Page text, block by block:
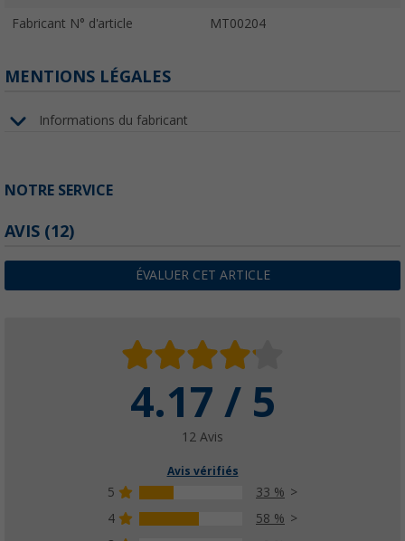
Fabricant N° d'article MT00204
MENTIONS LÉGALES
Informations du fabricant
NOTRE SERVICE
AVIS (12)
ÉVALUER CET ARTICLE
4.17 / 5
12 Avis
Avis vérifiés
5
33 %
4
58 %